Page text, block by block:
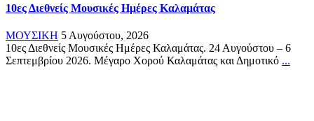
10ες Διεθνείς Μουσικές Ημέρες Καλαμάτας
ΜΟΥΣΙΚΗ 5 Αυγούστου, 2026
10ες Διεθνείς Μουσικές Ημέρες Καλαμάτας. 24 Αυγούστου – 6
Σεπτεμβρίου 2026. Μέγαρο Χορού Καλαμάτας και Δημοτικό ...